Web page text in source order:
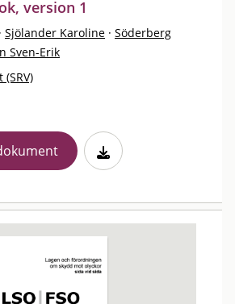
version 1
· Sjölander Karoline · Söderberg
Sven-Erik